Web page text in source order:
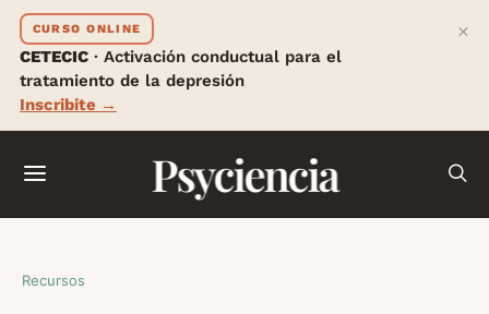
CURSO ONLINE
CETECIC · Activación conductual para el
tratamiento de la depresión
Inscribite →
×
Psyciencia
Recursos